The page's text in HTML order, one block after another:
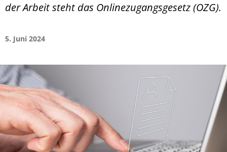
der Arbeit steht das Onlinezugangsgesetz (OZG).
5. Juni 2024